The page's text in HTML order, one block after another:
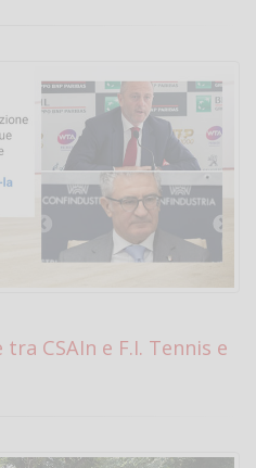
CSAIn e F.I. Tennis e